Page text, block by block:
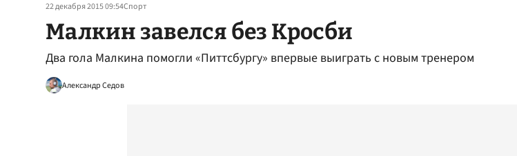
22 декабря 2015 09:54Спорт
Малкин завелся без Кросби
Два гола Малкина помогли «Питтсбургу» впервые выиграть с новым тренером
Александр Седов